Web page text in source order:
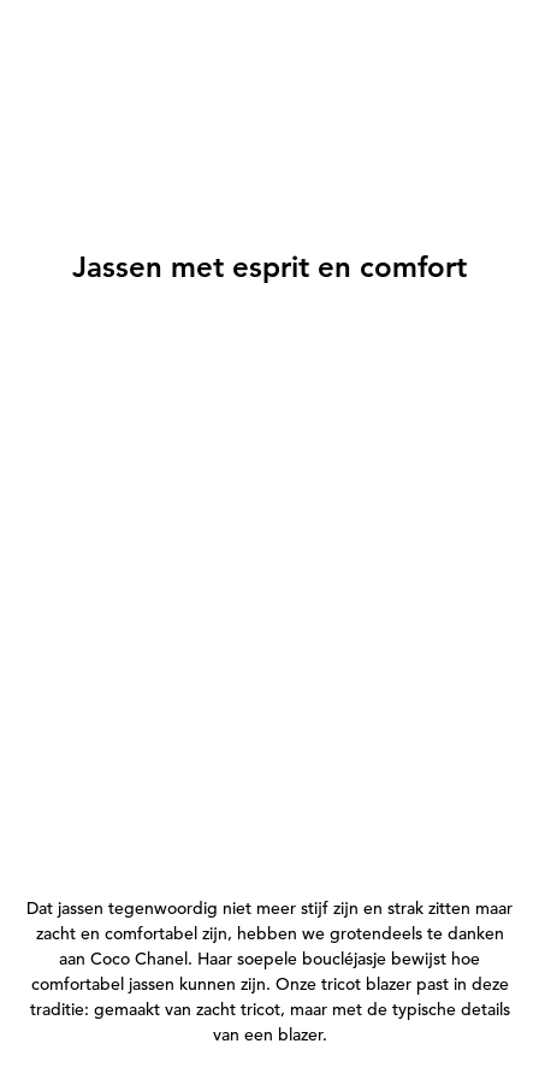
Jassen met esprit en comfort
Dat jassen tegenwoordig niet meer stijf zijn en strak zitten maar
zacht en comfortabel zijn, hebben we grotendeels te danken
aan Coco Chanel. Haar soepele boucléjasje bewijst hoe
comfortabel jassen kunnen zijn. Onze tricot blazer past in deze
traditie: gemaakt van zacht tricot, maar met de typische details
van een blazer.